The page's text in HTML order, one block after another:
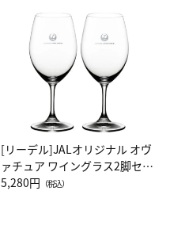
[リーデル]JALオリジナル オヴ
ァチュア ワイングラス2脚セッ
ト（レッドワイン）
5,280円 （税込）